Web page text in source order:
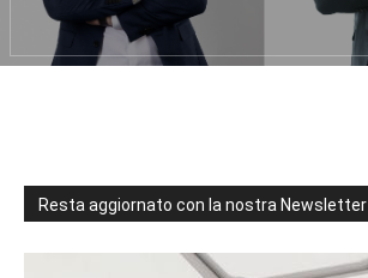
Resta aggiornato con la nostra Newsletter